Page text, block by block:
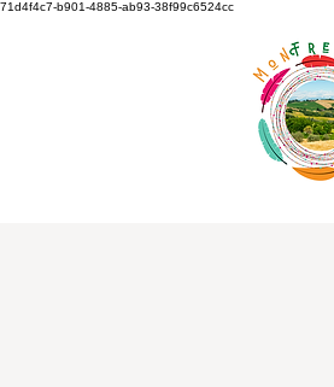
71d4f4c7-b901-4885-ab93-38f99c6524cc